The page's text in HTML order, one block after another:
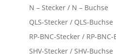
N – Stecker / N – Buchse
QLS-Stecker / QLS-Buchse
RP-BNC-Stecker / RP-
SHV-Stecker / SHV-Buchse